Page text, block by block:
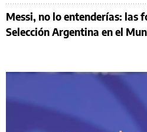
Messi, no lo entenderías: las
Selección Argentina en el